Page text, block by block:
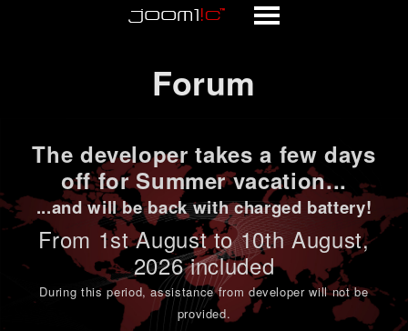
Forum
The developer takes a few days
off for Summer vacation...
...and will be back with charged battery!
From 1stAugust to 10th August,
2026 included
During this period,assistance from developer will not be
provided.